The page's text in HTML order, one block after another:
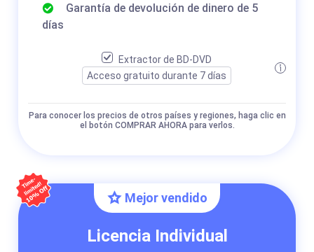
Garantía de devolución de dinero de 5
días
Extractor de BD-DVD
Acceso gratuito durante 7 días
Para conocer los precios de otros países y regiones, haga clic en
el botón COMPRAR AHORA para verlos.
Mejor vendido
Licencia Individual